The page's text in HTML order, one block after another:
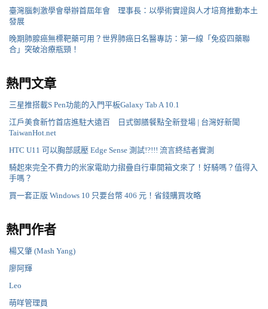
臺灣腦刺激學會舉辦首屆年會 理事長：以學術實證與人才培育推動本土
發展
晚期肺腺癌無標靶藥可用？世界肺癌日名醫專訪：第一線「免疫四藥聯
合」突破治療瓶頸！
熱門文章
三星推搭載S Pen功能的入門平板Galaxy Tab A 10.1
江戶美食新竹首店進駐大遠百 日式御膳餐點全新登場 | 台灣好新聞
TaiwanHot.net
HTC U11 可以胸部感壓 Edge Sense 測試!?!!! 流言終結者實測
騎起來完全不費力的米家電助力摺疊自行車開箱文來了！好騎嗎？值得入
手嗎？
買一套正版 Windows 10 只要台幣 406 元！省錢購買攻略
熱門作者
楊又肇 (Mash Yang)
廖阿輝
Leo
萌咩管理員